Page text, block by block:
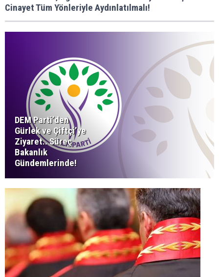
Cinayet Tüm Yönleriyle Aydınlatılmalı!
DEM Parti’den
Gürlek ve Çiftçi’ye
Ziyaret.. Süreç
Bakanlık
Gündemlerinde!